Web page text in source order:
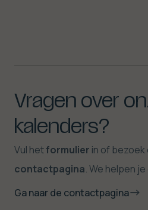
Vragen over
kalenders?
Vul hetformulier in of bezoek
contactpagina. We helpen
Ga naar de contactpagina